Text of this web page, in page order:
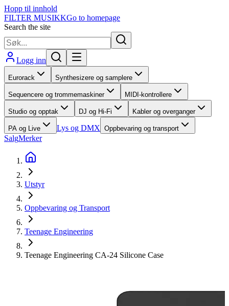
Hopp til innhold
FILTER MUSIKKGo to homepage
Search the site
Logg inn
Eurorack Synthesizere og samplere
Sequencere og trommemaskiner MIDI-kontrollere
Studio og opptak DJ og Hi-Fi Kabler og overganger
PA og Live Lys og DMX Oppbevaring og transport
SalgMerker
Utstyr
Oppbevaring og Transport
Teenage Engineering
Teenage Engineering CA-24 Silicone Case